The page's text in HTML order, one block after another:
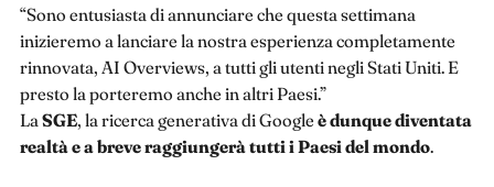
“Sono entusiasta di annunciare che questa settimana
inizieremo a lanciare la nostra esperienza completamente
rinnovata, AI Overviews, a tutti gli utenti negli Stati Uniti. E
presto la porteremo anche in altri Paesi.”
La SGE, la ricerca generativa di Google è dunque diventata
realtà e a breve raggiungerà tutti i Paesi del mondo.